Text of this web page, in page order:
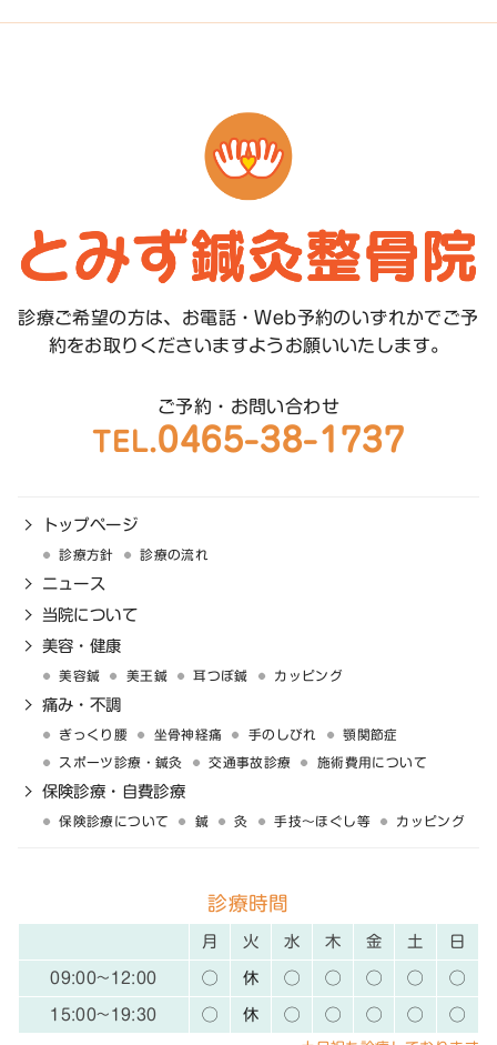
診療ご希望の方は、お電話・Web予約のいずれかでご予
約をお取りくださいますようお願いいたします。
ご予約・お問い合わせ
TEL.0465-38-1737
トップページ
診療方針 診療の流れ
ニュース
当院について
美容・健康
美容鍼 美王鍼 耳つぼ鍼 カッピング
痛み・不調
ぎっくり腰 坐骨神経痛 手のしびれ 顎関節症
スポーツ診療・鍼灸 交通事故診療 施術費用について
保険診療・自費診療
保険診療について 鍼 灸 手技〜ほぐし等 カッピング
診療時間
月 火 水 木 金 土 日
09:00~12:00 ◯ 休 ◯ ◯ ◯ ◯ ◯
15:00~19:30 ◯ 休 ◯ ◯ ◯ ◯ ◯